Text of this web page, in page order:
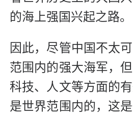
的海上强国兴起之路。
因此，尽管中国不太
范围内的强大海军，
科技、人文等方面的
是世界范围内的，这